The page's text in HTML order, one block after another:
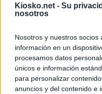
Kiosko.net - Su
nosotros
Nosotros y nuestros socios
información en un
procesamos datos
únicos e información
para personalizar
anuncios y del contenido e